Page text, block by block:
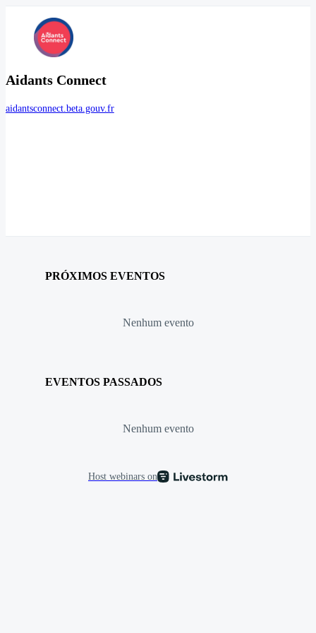
Aidants Connect
aidantsconnect.beta.gouv.fr
PRÓXIMOS EVENTOS
Nenhum evento
EVENTOS PASSADOS
Nenhum evento
Host webinars on